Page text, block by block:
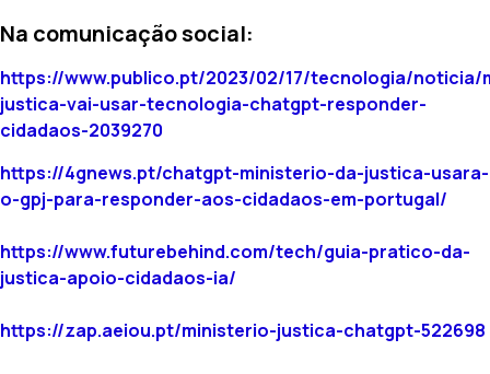
Na comunicação social:
https://www.publico.pt/2023/02/17/tecnologia/noticia/
justica-vai-usar-tecnologia-chatgpt-responder-
cidadaos-2039270
https://4gnews.pt/chatgpt-ministerio-da-justica-usara-
o-gpj-para-responder-aos-cidadaos-em-portugal/
https://www.futurebehind.com/tech/guia-pratico-da-
justica-apoio-cidadaos-ia/
https://zap.aeiou.pt/ministerio-justica-chatgpt-522698